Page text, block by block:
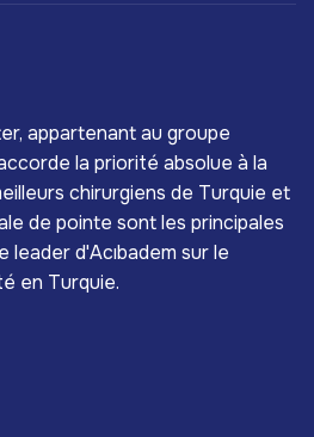
appartenant au groupe
la priorité absolue à la
chirurgiens de Turquie et
de pointe sont les principales
leader d'Acıbadem sur le
en Turquie.